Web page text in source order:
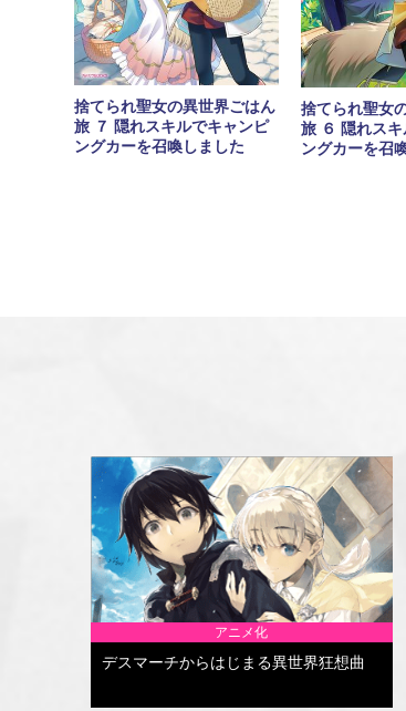
捨てられ聖女の異世界ごはん
旅 ７ 隠れスキルでキャンピ
ングカーを召喚しました
捨てられ聖女
旅 ６ 隠れス
ングカーを召
アニメ化
デスマーチからはじまる異世界狂想曲